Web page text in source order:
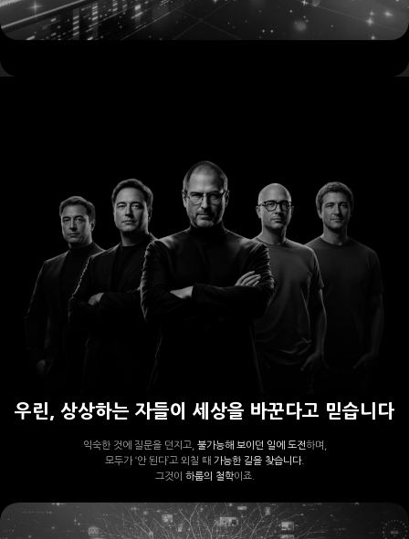
우린, 상상하는 자들이 세상을 바꾼다고 믿습니다
익숙한 것에 질문을 던지고, 불가능해 보이던 일에 도전하며,
모두가 ‘안 된다’고 외칠 때 가능한 길을 찾습니다.
그것이 하룹의 철학이죠.